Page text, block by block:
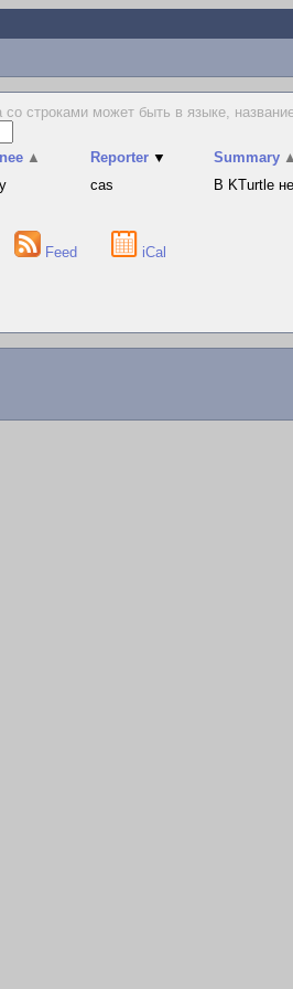
со строками может быть в языке,
▲ Reporter ▼ Summary ▲
cas В KTurtle
Feed iCal